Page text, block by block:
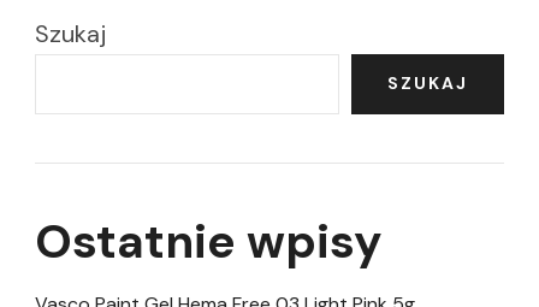
Szukaj
SZUKAJ
Ostatnie wpisy